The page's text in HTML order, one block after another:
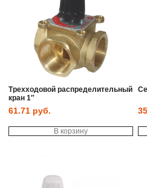
Трехходовой распределительный
кран 1″
61.71 руб.
В корзину